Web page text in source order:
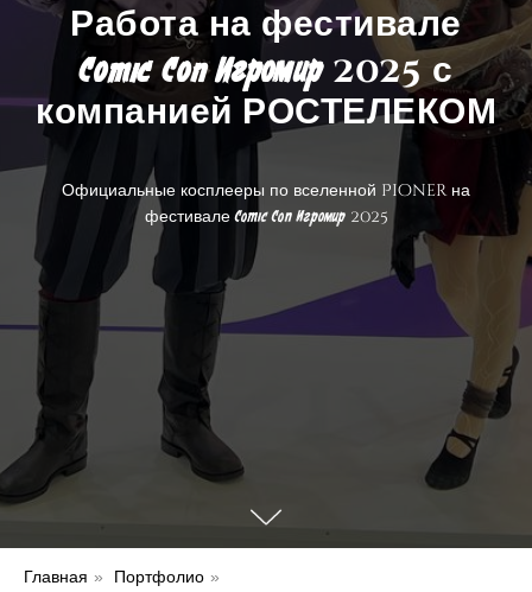
Работа на фестивале
Comic Con Игромир2025 с
компанией РОСТЕЛЕКОМ
Официальные косплееры по вселенной Pioner на
фестивалеComic Con Игромир2025
Главная » Портфолио »